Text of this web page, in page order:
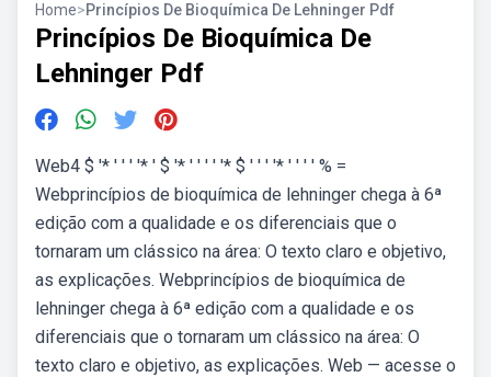
Home>Princípios De Bioquímica De Lehninger Pdf
Princípios De Bioquímica De
Lehninger Pdf
Web4 $ '* ' ' ' '* ' $ '* ' ' ' ' '* $ ' ' ' '* ' ' ' ' % =
Webprincípios de bioquímica de lehninger chega à 6ª
edição com a qualidade e os diferenciais que o
tornaram um clássico na área: O texto claro e objetivo,
as explicações. Webprincípios de bioquímica de
lehninger chega à 6ª edição com a qualidade e os
diferenciais que o tornaram um clássico na área: O
texto claro e objetivo, as explicações. Web — acesse o